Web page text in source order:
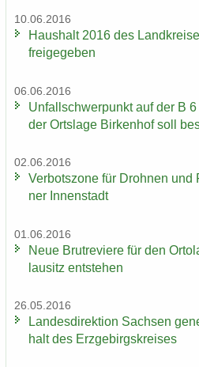
10.06.2016
Haus­halt 2016 des
frei­ge­ge­ben
06.06.2016
Un­fall­schwer­punkt auf der B
der Orts­la­ge Bir­ken­hof soll
02.06.2016
Ver­bots­zo­ne für Droh­nen
ner In­nen­stadt
01.06.2016
Neue Brut­re­vie­re für den
lau­sitz ent­ste­hen
26.05.2016
Lan­des­di­rek­ti­on Sach­sen
halt des Erz­ge­birgs­krei­ses